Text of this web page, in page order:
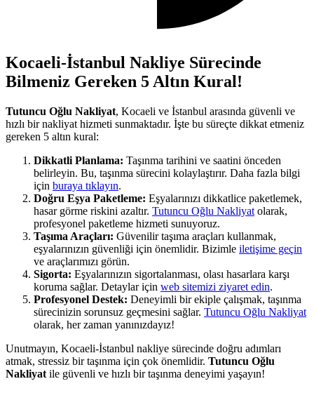
Kocaeli-İstanbul Nakliye Sürecinde
Bilmeniz Gereken 5 Altın Kural!
Tutuncu Oğlu Nakliyat, Kocaeli ve İstanbul arasında güvenli ve
hızlı bir nakliyat hizmeti sunmaktadır. İşte bu süreçte dikkat etmeniz
gereken 5 altın kural:
Dikkatli Planlama: Taşınma tarihini ve saatini önceden
belirleyin. Bu, taşınma sürecini kolaylaştırır. Daha fazla bilgi
için buraya tıklayın.
Doğru Eşya Paketleme: Eşyalarınızı dikkatlice paketlemek,
hasar görme riskini azaltır. Tutuncu Oğlu Nakliyat olarak,
profesyonel paketleme hizmeti sunuyoruz.
Taşıma Araçları: Güvenilir taşıma araçları kullanmak,
eşyalarınızın güvenliği için önemlidir. Bizimle iletişime geçin
ve araçlarımızı görün.
Sigorta: Eşyalarınızın sigortalanması, olası hasarlara karşı
koruma sağlar. Detaylar için web sitemizi ziyaret edin.
Profesyonel Destek: Deneyimli bir ekiple çalışmak, taşınma
sürecinizin sorunsuz geçmesini sağlar. Tutuncu Oğlu Nakliyat
olarak, her zaman yanınızdayız!
Unutmayın, Kocaeli-İstanbul nakliye sürecinde doğru adımları
atmak, stressiz bir taşınma için çok önemlidir. Tutuncu Oğlu
Nakliyat ile güvenli ve hızlı bir taşınma deneyimi yaşayın!